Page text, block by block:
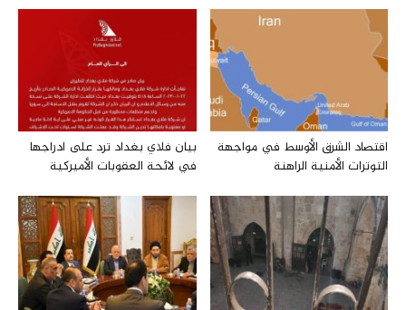
بيان فلاي بغداد ترد على ادراجها
في لائحة العقوبات الأميركية
اقتصاد الشرق الأوسط في مواجهة
التوترات الأمنية الراهنة